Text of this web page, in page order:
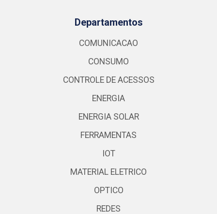
Departamentos
COMUNICACAO
CONSUMO
CONTROLE DE ACESSOS
ENERGIA
ENERGIA SOLAR
FERRAMENTAS
IOT
MATERIAL ELETRICO
OPTICO
REDES